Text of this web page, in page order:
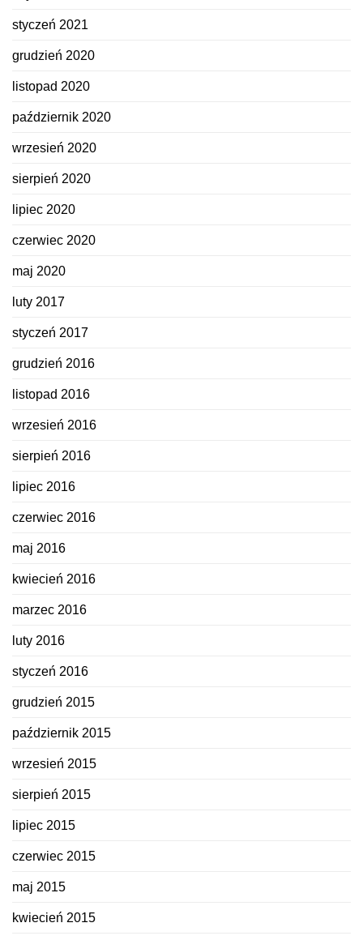
styczeń 2021
grudzień 2020
listopad 2020
październik 2020
wrzesień 2020
sierpień 2020
lipiec 2020
czerwiec 2020
maj 2020
luty 2017
styczeń 2017
grudzień 2016
listopad 2016
wrzesień 2016
sierpień 2016
lipiec 2016
czerwiec 2016
maj 2016
kwiecień 2016
marzec 2016
luty 2016
styczeń 2016
grudzień 2015
październik 2015
wrzesień 2015
sierpień 2015
lipiec 2015
czerwiec 2015
maj 2015
kwiecień 2015